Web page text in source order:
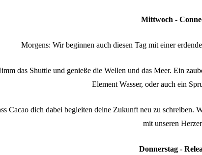
Mittwoch -
Morgens: Wir beginnen auch diesen Tag mit einer
das Shuttle und genieße die Wellen und das Meer. Ein
Element Wasser, oder auch ein
Cacao dich dabei begleiten deine Zukunft neu zu schreiben.
mit unseren
Donnerstag -